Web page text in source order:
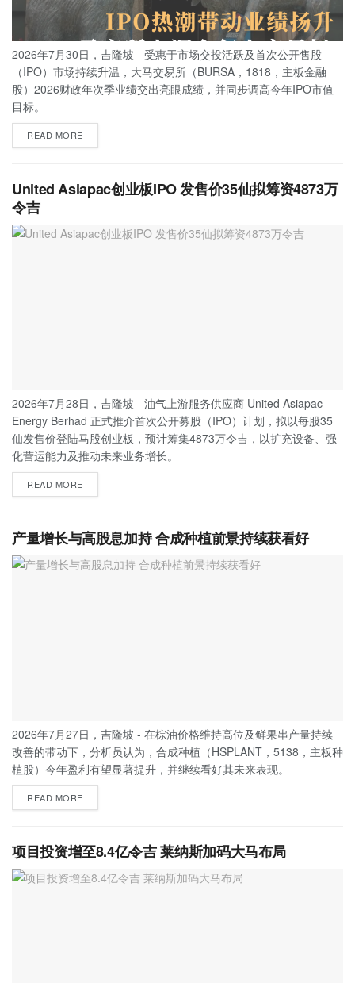
2026年7月30日，吉隆坡 - 受惠于市场交投活跃及首次公开售股
（IPO）市场持续升温，大马交易所（BURSA，1818，主板金融
股）2026财政年次季业绩交出亮眼成绩，并同步调高今年IPO市值
目标。
READ MORE
United Asiapac创业板IPO 发售价35仙拟筹资4873万
令吉
2026年7月28日，吉隆坡 - 油气上游服务供应商 United Asiapac
Energy Berhad 正式推介首次公开募股（IPO）计划，拟以每股35
仙发售价登陆马股创业板，预计筹集4873万令吉，以扩充设备、强
化营运能力及推动未来业务增长。
READ MORE
产量增长与高股息加持 合成种植前景持续获看好
2026年7月27日，吉隆坡 - 在棕油价格维持高位及鲜果串产量持续
改善的带动下，分析员认为，合成种植（HSPLANT，5138，主板种
植股）今年盈利有望显著提升，并继续看好其未来表现。
READ MORE
项目投资增至8.4亿令吉 莱纳斯加码大马布局